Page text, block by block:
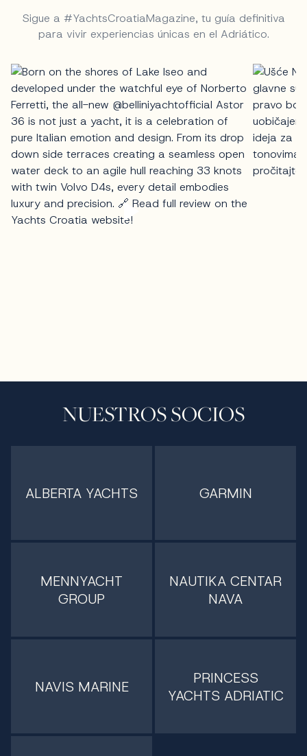
Sigue a #YachtsCroatiaMagazine, tu guía definitiva
para vivir experiencias únicas en el Adriático.
NUESTROS SOCIOS
ALBERTA YACHTS GARMIN
MENNYACHT
GROUP
NAUTIKA CENTAR
NAVA
NAVIS MARINE
PRINCESS
YACHTS ADRIATIC